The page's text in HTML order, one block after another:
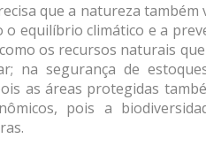
que a natureza
o equilíbrio climático e a
os recursos naturais
na segurança de
as áreas protegidas
pois a